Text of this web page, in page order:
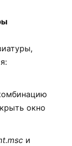
окно
и